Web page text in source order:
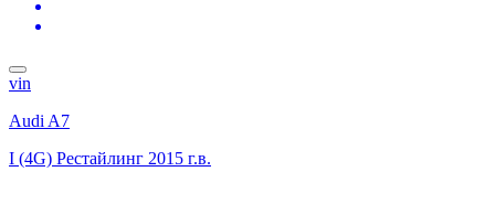
vin
Audi A7
I (4G) Рестайлинг 2015 г.в.